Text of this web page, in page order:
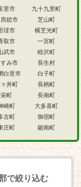
里市
総市
瑳市
取市
武市
み市
白里市
井町
栄町
崎町
古町
庄町
九十九里町
芝山町
横芝光町
一宮町
睦沢町
長生村
白子町
長柄町
長南町
大多喜町
御宿町
鋸南町
で絞り込む